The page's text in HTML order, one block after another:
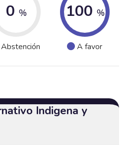
0 %
Abstención
100 %
A favor
Indigena y